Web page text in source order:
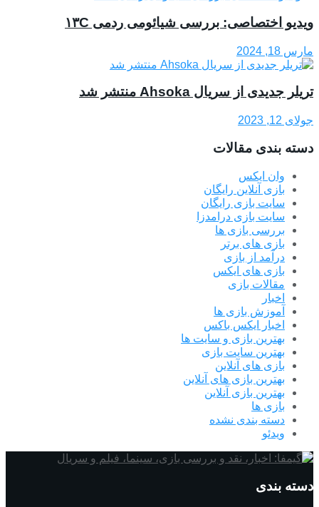
ویدیو اختصاصی: بررسی شیائومی ردمی ۱۳C
مارس 18, 2024
تریلر جدیدی از سریال Ahsoka منتشر شد
جولای 12, 2023
دسته بندی مقالات
وان ایکس
بازی آنلاین رایگان
سایت بازی رایگان
سایت بازی درامدزا
بررسی بازی ها
بازی های برتر
درآمد از بازی
بازی های ایکس
مقالات بازی
اخبار
آموزش بازی ها
اخبار ایکس باکس
بهترین بازی و سایت ها
بهترین سایت بازی
بازی های آنلاین
بهترین بازی های آنلاین
بهترین بازی آنلاین
بازی ها
دسته بندی نشده
ویدئو
دسته بندی